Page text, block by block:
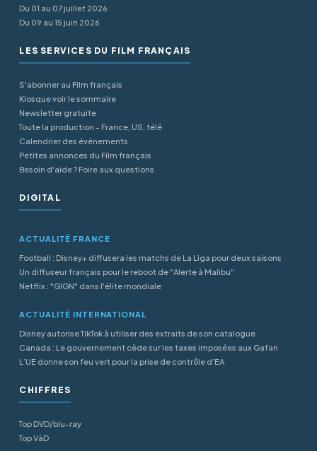
Du 01 au 07 juillet 2026
Du 09 au 15 juin 2026
LES SERVICES DU FILM FRANÇAIS
S'abonner au Film français
Kiosque voir le sommaire
Newsletter gratuite
Toute la production - France, US, télé
Calendrier des événements
Petites annonces du Film français
Besoin d'aide ? Foire aux questions
DIGITAL
ACTUALITÉ FRANCE
Football : Disney+ diffusera les matchs de La Liga pour deux saisons
Un diffuseur français pour le reboot de "Alerte à Malibu"
Netflix : "GIGN" dans l'élite mondiale
ACTUALITÉ INTERNATIONAL
Disney autorise TikTok à utiliser des extraits de son catalogue
Canada : Le gouvernement cède sur les taxes imposées aux Gafan
L’UE donne son feu vert pour la prise de contrôle d’EA
CHIFFRES
Top DVD/blu-ray
Top VàD